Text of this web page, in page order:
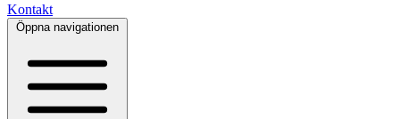
Kontakt
Öppna navigationen